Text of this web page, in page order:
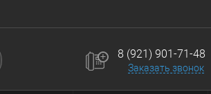
8 (921) 901-71-48
Заказать звонок